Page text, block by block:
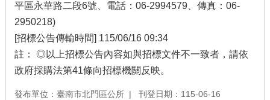
平區永華路二段6號、電話：06-2994579、傳真：06-
2950218)
[招標公告傳輸時間] 115/06/16 09:34
註： ◎以上招標公告內容如與招標文件不一致者，請依
政府採購法第41條向招標機關反映。
發布單位：臺南市北門區公所
刊登日期：115-06-16